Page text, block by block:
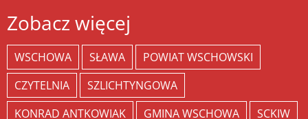
Zobacz więcej
WSCHOWA SŁAWA
POWIAT WSCHOWSKI
CZYTELNIA
SZLICHTYNGOWA
KONRAD ANTKOWIAK
GMINA WSCHOWA
SCKIW